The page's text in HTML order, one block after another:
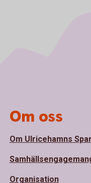
Om oss
Om Ulricehamns
Organisation